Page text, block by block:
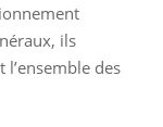
ils
des